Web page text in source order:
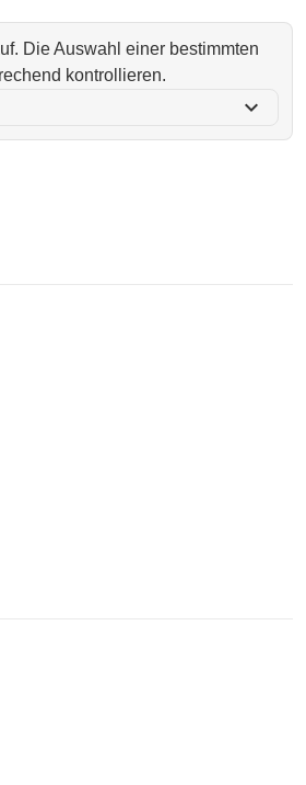
Die Auswahl einer bestimmten
kontrollieren.
expand_more